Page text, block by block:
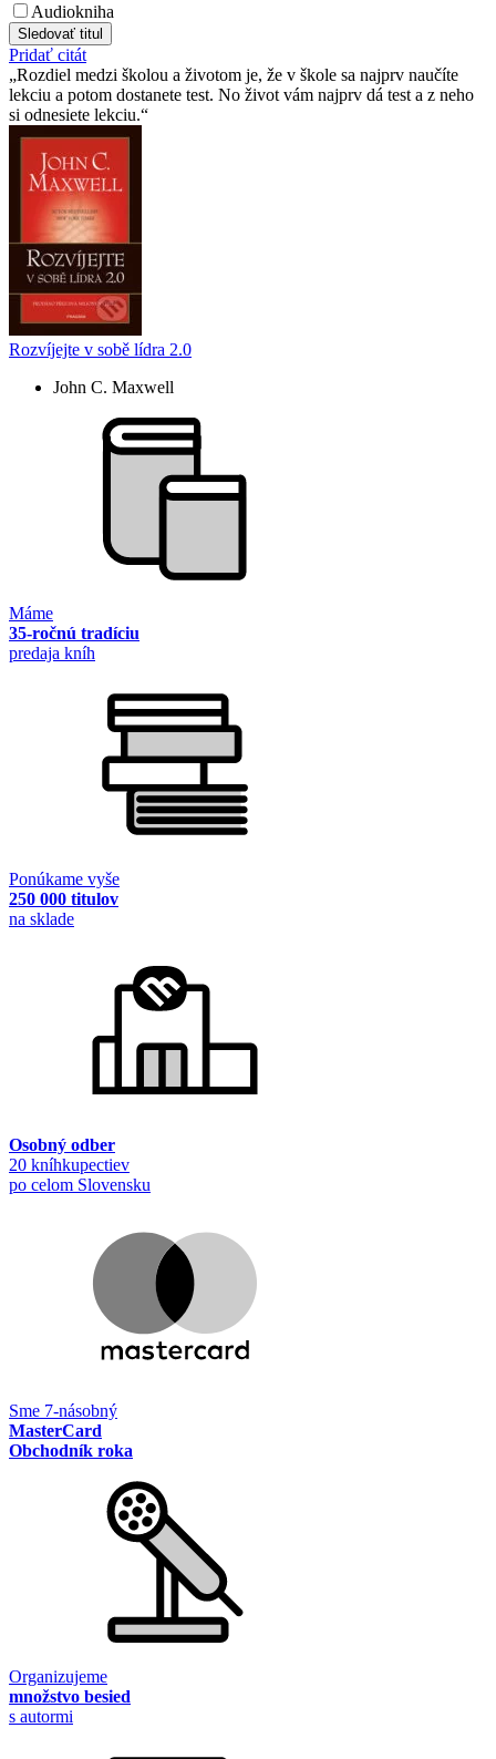
Audiokniha
Sledovať titul
Pridať citát
Rozdiel medzi školou a životom je, že v škole sa najprv naučíte
lekciu a potom dostanete test. No život vám najprv dá test a z neho
si odnesiete lekciu.
Rozvíjejte v sobě lídra 2.0
John C. Maxwell
Máme
35-ročnú tradíciu
predaja kníh
Ponúkame vyše
250 000 titulov
na sklade
Osobný odber
20 kníhkupectiev
po celom Slovensku
Sme 7-násobný
MasterCard
Obchodník roka
Organizujeme
množstvo besied
s autormi